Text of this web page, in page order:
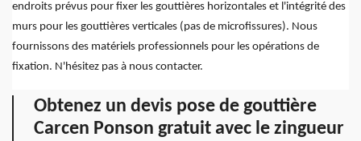
endroits prévus pour fixer les gouttières horizontales et l'intégrité des
murs pour les gouttières verticales (pas de microfissures). Nous
fournissons des matériels professionnels pour les opérations de
fixation. N'hésitez pas à nous contacter.
Obtenez un devis pose de gouttière
Carcen Ponson gratuit avec le zingueur